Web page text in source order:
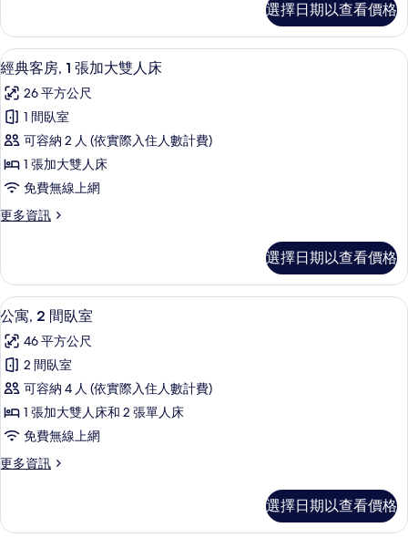
所
有
相
片
按
摩
浴
的
詳
情
選擇日期以查看價格
顯
示
經
典
客
房,
張
大
雙
人
床
的
所
有
相
片
經典客房, 1 張加大雙人床 | 筆電工作
4
經典客房, 1 張加大雙人床
26 平方公尺
1 間臥室
可容納 2 人 (依實際入住人數計費)
1 張加大雙人床
免費無線上網
更多資訊
更
客
房,
1
加
大
雙
人
床
的
詳
情
選擇日期以查看價格
顯
示
公
寓,
2
間
臥
室
所
7
公寓, 2 間臥室
46 平方公尺
2 間臥室
可容納 4 人 (依實際入住人數計費)
1 張加大雙人床和 2 張單人床
免費無線上網
更多資訊
更
2
選擇日期以查看價格